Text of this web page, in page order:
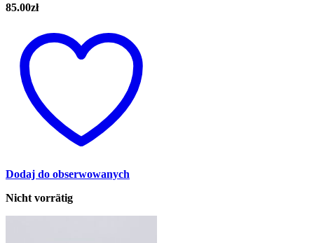
85.00zł
Dodaj do obserwowanych
Nicht vorrätig